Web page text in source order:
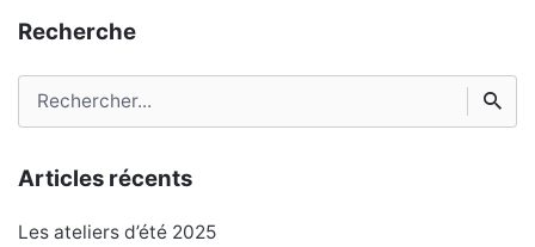
Recherche
Rechercher
Articles récents
Les ateliers d’été 2025